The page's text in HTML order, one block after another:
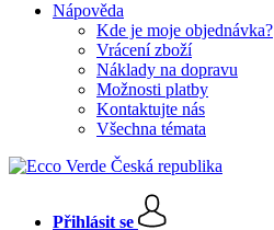
Nápověda
Kde je moje objednávka?
Vrácení zboží
Náklady na dopravu
Možnosti platby
Kontaktujte nás
Všechna témata
Přihlásit se